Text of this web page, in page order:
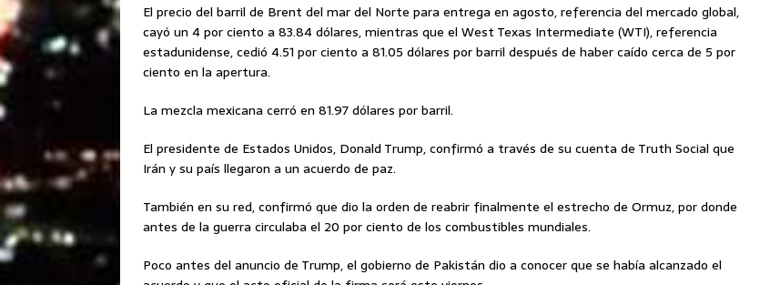
El precio del barril de Brent del mar del Norte para entrega en agosto, referencia del mercado global,
cayó un 4 por ciento a 83.84 dólares, mientras que el West Texas Intermediate (WTI), referencia
estadunidense, cedió 4.51 por ciento a 81.05 dólares por barril después de haber caído cerca de 5 por
ciento en la apertura.
La mezcla mexicana cerró en 81.97 dólares por barril.
El presidente de Estados Unidos, Donald Trump, confirmó a través de su cuenta de Truth Social que
Irán y su país llegaron a un acuerdo de paz.
También en su red, confirmó que dio la orden de reabrir finalmente el estrecho de Ormuz, por donde
antes de la guerra circulaba el 20 por ciento de los combustibles mundiales.
Poco antes del anuncio de Trump, el gobierno de Pakistán dio a conocer que se había alcanzado el